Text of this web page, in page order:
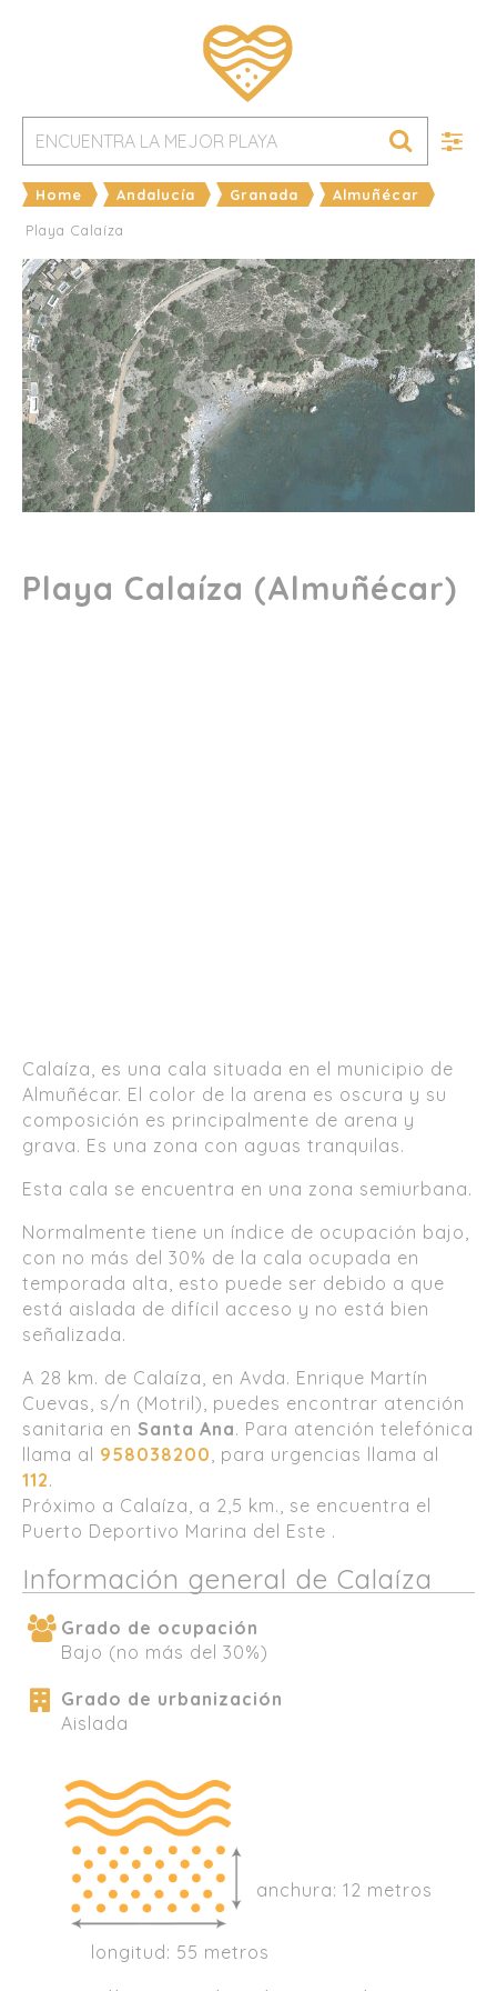
Home Andalucía Granada
Almuñécar
Playa Calaíza
Playa Calaíza (Almuñécar)
Calaíza, es una cala situada en el municipio de
Almuñécar. El color de la arena es oscura y su
composición es principalmente de arena y
grava. Es una zona con aguas tranquilas.
Esta cala se encuentra en una zona semiurbana.
Normalmente tiene un índice de ocupación bajo,
con no más del 30% de la cala ocupada en
temporada alta, esto puede ser debido a que
está aislada de difícil acceso y no está bien
señalizada.
A 28 km. de Calaíza, en Avda. Enrique Martín
Cuevas, s/n (Motril), puedes encontrar atención
sanitaria en Santa Ana. Para atención telefónica
llama al 958038200, para urgencias llama al
112.
Próximo a Calaíza, a 2,5 km., se encuentra el
Puerto Deportivo Marina del Este .
Información general de Calaíza
Grado de ocupación
Bajo (no más del 30%)
Grado de urbanización
Aislada
anchura: 12 metros
longitud: 55 metros